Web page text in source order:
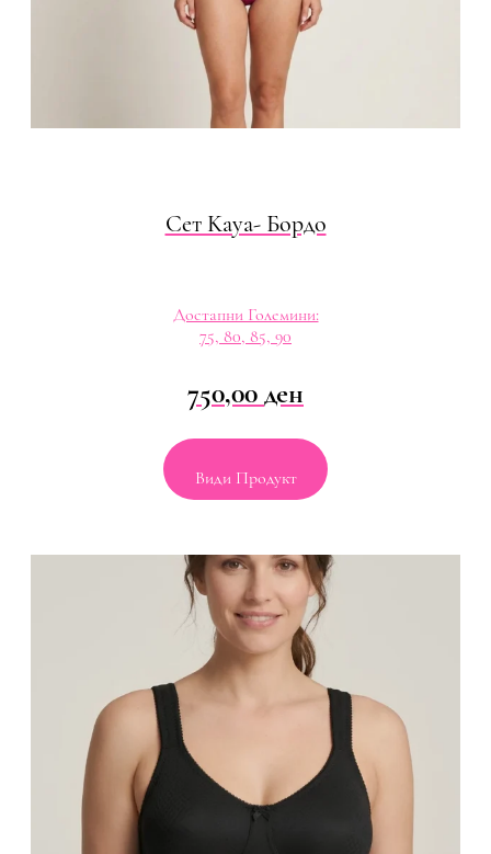
Сет Kaya- Бордо
Достапни Големини:
75, 80, 85, 90
750,00ден
Види Продукт